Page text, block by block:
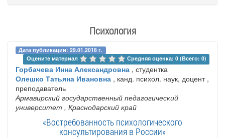
Психология
Дата публикации: 29.01.2018 г.
Оцените материал
Средняя оценка: 0 (Всего: 0)
Горбачева Инна Александровна , студентка
Олешко Татьяна Ивановна , канд. психол. наук, доцент ,
преподаватель
Армавирский государственный педагогический
университет , Краснодарский край
«Востребованность психологического
консультирования в России»